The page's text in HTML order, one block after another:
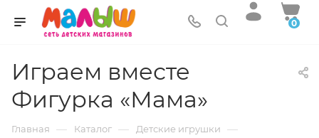
0
Играем вместе
Фигурка «Мама»
Главная — Каталог — Детские игрушки —